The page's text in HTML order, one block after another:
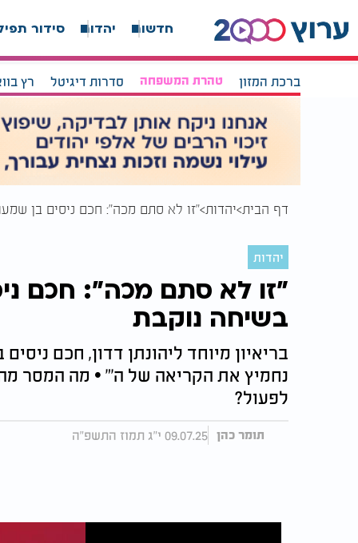
חדשות יהדות סידור
ברכת המזון טהרת המשפחה סדרות דיגיטל רץ
דף הבית יהדות "זו לא סתם מכה": חכם ניסים בן
יהדות
"זו לא סתם מכה": חכם
בשיחה נוקבת
בריאיון מיוחד ליהונתן דדון, חכם
נחמיץ את הקריאה של ה'" • מה המסר
לפעול?
תומר כהן 09.07.25 י"ג תמוז התשפ"ה